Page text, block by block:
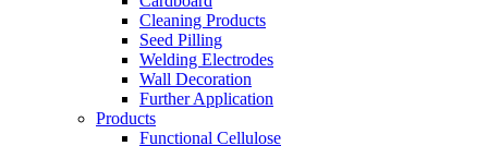
Cleaning Products
Seed Pilling
Welding Electrodes
Wall Decoration
Further Application
Products
Functional Cellulose